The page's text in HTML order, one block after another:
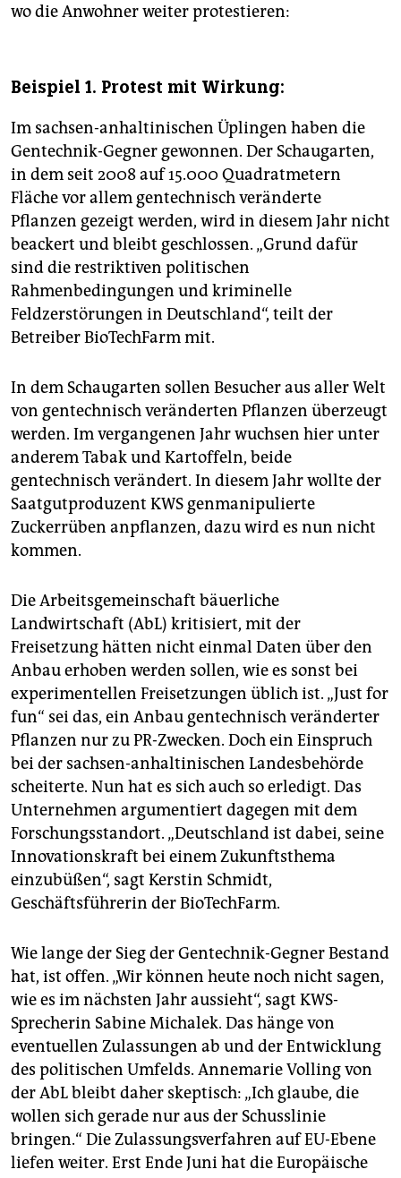
wo die Anwohner weiter protestieren:
Beispiel 1. Protest mit Wirkung:
Im sachsen-anhaltinischen Üplingen haben die
Gentechnik-Gegner gewonnen. Der Schaugarten,
in dem seit 2008 auf 15.000 Quadratmetern
Fläche vor allem gentechnisch veränderte
Pflanzen gezeigt werden, wird in diesem Jahr nicht
beackert und bleibt geschlossen. „Grund dafür
sind die restriktiven politischen
Rahmenbedingungen und kriminelle
Feldzerstörungen in Deutschland“, teilt der
Betreiber BioTechFarm mit.
In dem Schaugarten sollen Besucher aus aller Welt
von gentechnisch veränderten Pflanzen überzeugt
werden. Im vergangenen Jahr wuchsen hier unter
anderem Tabak und Kartoffeln, beide
gentechnisch verändert. In diesem Jahr wollte der
Saatgutproduzent KWS genmanipulierte
Zuckerrüben anpflanzen, dazu wird es nun nicht
kommen.
Die Arbeitsgemeinschaft bäuerliche
Landwirtschaft (AbL) kritisiert, mit der
Freisetzung hätten nicht einmal Daten über den
Anbau erhoben werden sollen, wie es sonst bei
experimentellen Freisetzungen üblich ist. „Just for
fun“ sei das, ein Anbau gentechnisch veränderter
Pflanzen nur zu PR-Zwecken. Doch ein Einspruch
bei der sachsen-anhaltinischen Landesbehörde
scheiterte. Nun hat es sich auch so erledigt. Das
Unternehmen argumentiert dagegen mit dem
Forschungsstandort. „Deutschland ist dabei, seine
Innovationskraft bei einem Zukunftsthema
einzubüßen“, sagt Kerstin Schmidt,
Geschäftsführerin der BioTechFarm.
Wie lange der Sieg der Gentechnik-Gegner Bestand
hat, ist offen. „Wir können heute noch nicht sagen,
wie es im nächsten Jahr aussieht“, sagt KWS-
Sprecherin Sabine Michalek. Das hänge von
eventuellen Zulassungen ab und der Entwicklung
des politischen Umfelds. Annemarie Volling von
der AbL bleibt daher skeptisch: „Ich glaube, die
wollen sich gerade nur aus der Schusslinie
bringen.“ Die Zulassungsverfahren auf EU-Ebene
liefen weiter. Erst Ende Juni hat die Europäische